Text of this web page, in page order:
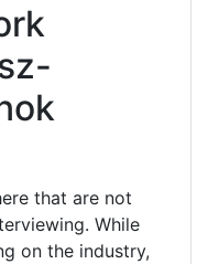
that are not
While
on the industry,